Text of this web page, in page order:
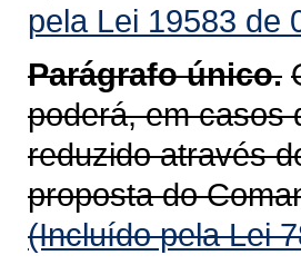
pela Lei 19583 de
Parágrafo único.
poderá, em casos
reduzido através
proposta do
(Incluído pela Lei